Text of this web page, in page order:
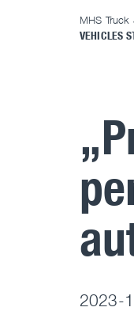
MHS Truck
VEHICLES
2023-